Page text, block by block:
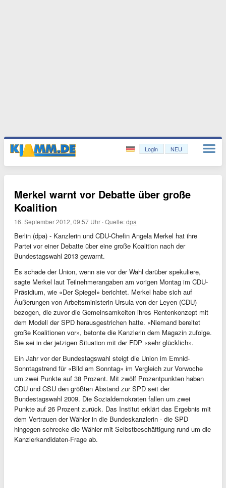
Login NEU
Merkel warnt vor Debatte über große
Koalition
16. September 2012, 09:57 Uhr ·Quelle:dpa
Berlin (dpa) - Kanzlerin und CDU-Chefin Angela Merkel hat ihre
Partei vor einer Debatte über eine große Koalition nach der
Bundestagswahl 2013 gewarnt.
Es schade der Union, wenn sie vor der Wahl darüber spekuliere,
sagte Merkel laut Teilnehmerangaben am vorigen Montag im CDU-
Präsidium, wie «Der Spiegel» berichtet. Merkel habe sich auf
Äußerungen von Arbeitsministerin Ursula von der Leyen (CDU)
bezogen, die zuvor die Gemeinsamkeiten ihres Rentenkonzept mit
dem Modell der SPD herausgestrichen hatte. «Niemand bereitet
große Koalitionen vor», betonte die Kanzlerin dem Magazin zufolge.
Sie sei in der jetzigen Situation mit der FDP «sehr glücklich».
Ein Jahr vor der Bundestagswahl steigt die Union im Emnid-
Sonntagstrend für «Bild am Sonntag» im Vergleich zur Vorwoche
um zwei Punkte auf 38 Prozent. Mit zwölf Prozentpunkten haben
CDU und CSU den größten Abstand zur SPD seit der
Bundestagswahl 2009. Die Sozialdemokraten fallen um zwei
Punkte auf 26 Prozent zurück. Das Institut erklärt das Ergebnis mit
dem Vertrauen der Wähler in die Bundeskanzlerin - die SPD
hingegen schrecke die Wähler mit Selbstbeschäftigung rund um die
Kanzlerkandidaten-Frage ab.